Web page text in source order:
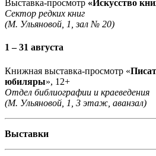
Выставка-просмотр «Искусство
Сектор редких книг
(М. Ульяновой, 1, зал № 20)
1 – 31 августа
Книжная выставка-просмотр «
юбиляры», 12+
Отдел библиографии и краеведения
(М. Ульяновой, 1, 3 этаж, аванзал)
Выставки